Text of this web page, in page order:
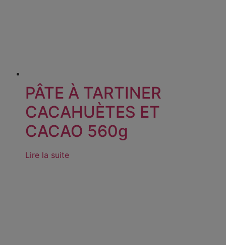
PÂTE À TARTINER
CACAHUÈTES ET
CACAO 560g
Lire la suite